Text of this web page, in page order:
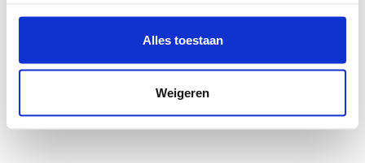
Alles toestaan
Weigeren